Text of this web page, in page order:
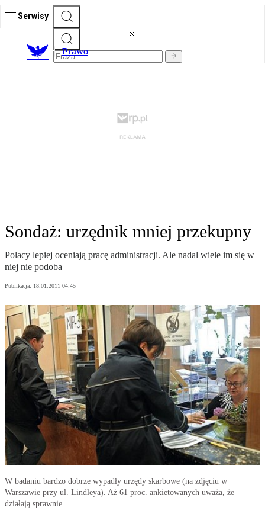
Serwisy
Prawo
Sondaż: urzędnik mniej przekupny
Polacy lepiej oceniają pracę administracji. Ale nadal wiele im się w
niej nie podoba
Publikacja: 18.01.2011 04:45
W badaniu bardzo dobrze wypadły urzędy skarbowe (na zdjęciu w
Warszawie przy ul. Lindleya). Aż 61 proc. ankietowanych uważa, że
działają sprawnie